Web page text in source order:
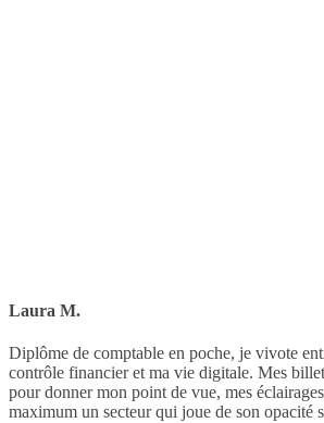
Laura M.
Diplôme de comptable en poche, je vivote
contrôle financier et ma vie digitale. Mes
pour donner mon point de vue, mes
maximum un secteur qui joue de son opacité